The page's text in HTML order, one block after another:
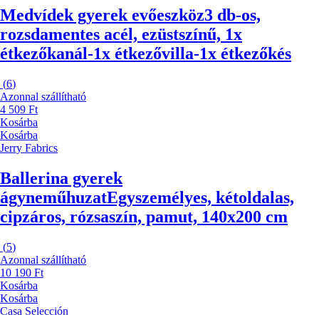
Medvídek gyerek evőeszköz3 db-os,
rozsdamentes acél, ezüstszínű, 1x
étkezőkanál-1x étkezővilla-1x étkezőkés
(6)
Azonnal szállítható
4 509 Ft
Kosárba
Kosárba
Jerry Fabrics
Ballerina gyerek
ágyneműhuzatEgyszemélyes, kétoldalas,
cipzáros, rózsaszín, pamut, 140x200 cm
(5)
Azonnal szállítható
10 190 Ft
Kosárba
Kosárba
Casa Selección